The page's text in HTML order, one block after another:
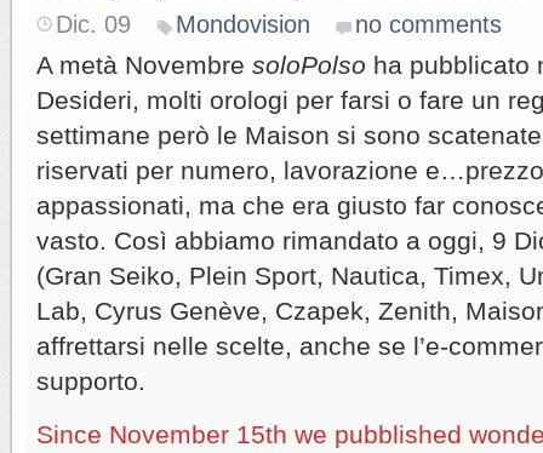
Dic. 09 Mondovision no comments
A metà Novembre soloPolso ha pubblicato
Desideri, molti orologi per farsi o fare un
settimane però le Maison si sono
riservati per numero, lavorazione
appassionati, ma che era giusto far
vasto. Così abbiamo rimandato a oggi, 9
(Gran Seiko, Plein Sport, Nautica, Timex,
Lab, Cyrus Genève, Czapek, Zenith,
affrettarsi nelle scelte, anche se l’e-
supporto.
Since November 15th we pubblished